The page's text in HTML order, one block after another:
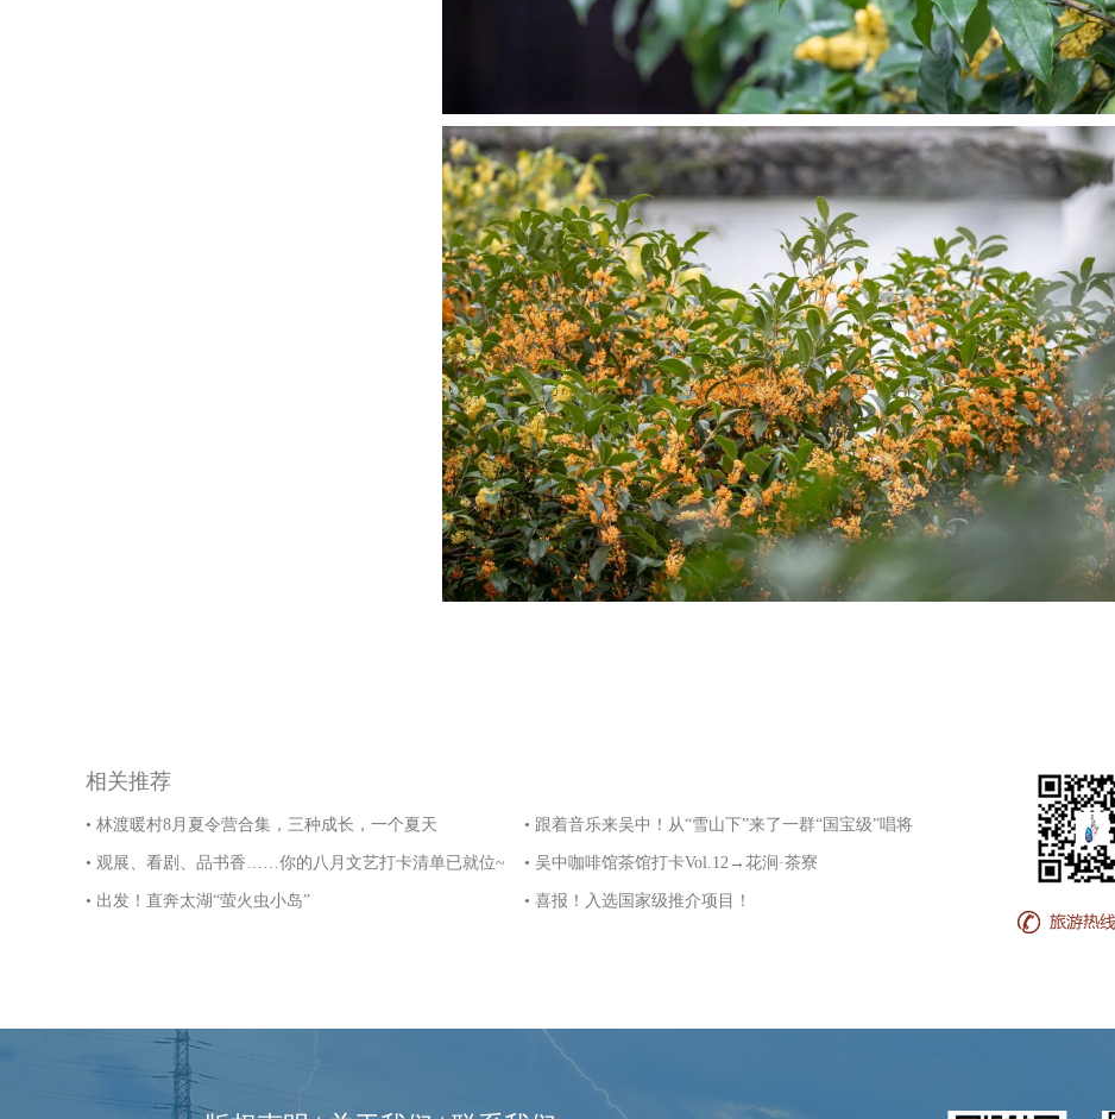
相关推荐
• 林渡暖村8月夏令营合集，三种成长，一个夏天 • 跟着音乐来吴中！从“雪山下”来了一群“国宝级”唱将
• 观展、看剧、品书香……你的八月文艺打卡清单已就位~ • 吴中咖啡馆茶馆打卡Vol.12→花涧·茶寮
• 出发！直奔太湖“萤火虫小岛” • 喜报！入选国家级推介项目！